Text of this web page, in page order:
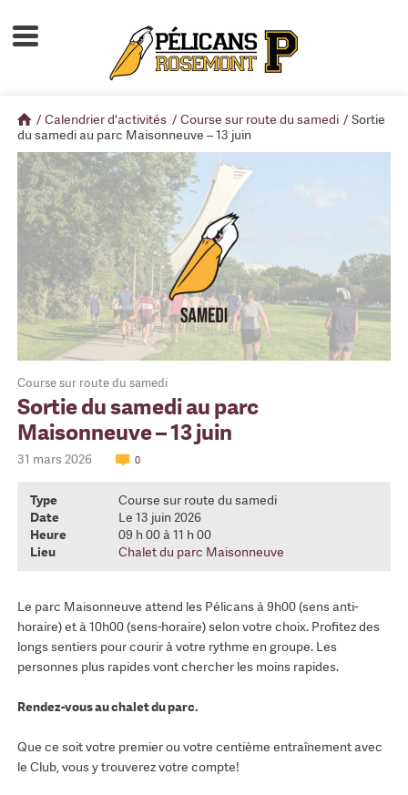
Accueil
Calendrier d'activités
Boutique
Devenir membre
/ Calendrier d'activités / Course sur route du samedi / Sortie
du samedi au parc Maisonneuve – 13 juin
Course sur route du samedi
Sortie du samedi au parc
Maisonneuve – 13 juin
31 mars 2026 0
Type
Course sur route du samedi
Date
Le 13 juin 2026
Heure
09 h 00 à 11 h 00
Lieu
Chalet du parc Maisonneuve
Le parc Maisonneuve attend les Pélicans à 9h00 (sens anti-
horaire) et à 10h00 (sens-horaire) selon votre choix. Profitez des
longs sentiers pour courir à votre rythme en groupe. Les
personnes plus rapides vont chercher les moins rapides.
Rendez-vous au chalet du parc.
Que ce soit votre premier ou votre centième entraînement avec
le Club, vous y trouverez votre compte!